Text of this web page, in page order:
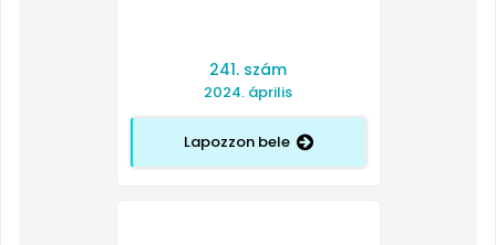
241. szám
2024. április
Lapozzon bele